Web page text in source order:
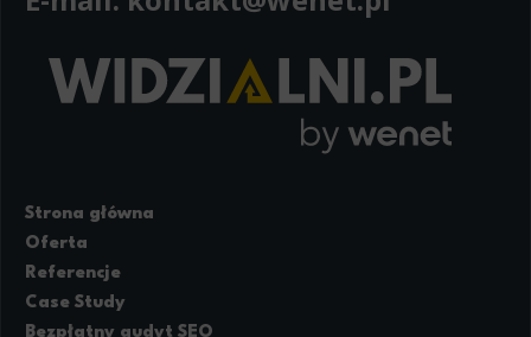
Strona główna
Oferta
Referencje
Case Study
Bezpłatny audyt SEO